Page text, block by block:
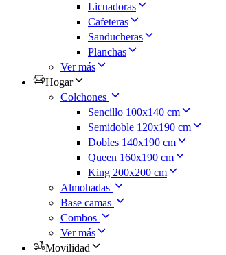
Licuadoras
Cafeteras
Sanducheras
Planchas
Ver más
Hogar
Colchones
Sencillo 100x140 cm
Semidoble 120x190 cm
Dobles 140x190 cm
Queen 160x190 cm
King 200x200 cm
Almohadas
Base camas
Combos
Ver más
Movilidad